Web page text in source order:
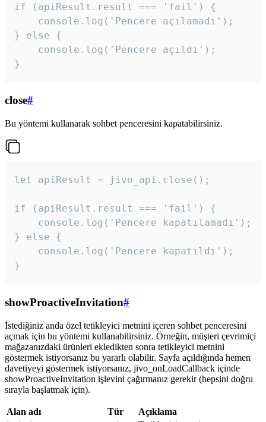
if (apiResult.result === 'fail') {
    console.log('Pencere açılamadı');
} else {
    console.log('Pencere açıldı');
}
close#
Bu yöntemi kullanarak sohbet penceresini kapatabilirsiniz.
let apiResult = jivo_api.close();
if (apiResult.result === 'fail') {
    console.log('Pencere kapatılamadı');
} else {
    console.log('Pencere kapatıldı');
}
showProactiveInvitation#
İstediğiniz anda özel tetikleyici metnini içeren sohbet penceresini
açmak için bu yöntemi kullanabilirsiniz. Örneğin, müşteri çevrimiçi
mağazanızdaki ürünleri ekledikten sonra tetikleyici metnini
göstermek istiyorsanız bu yararlı olabilir. Sayfa açıldığında hemen
davetiyeyi göstermek istiyorsanız, jivo_onLoadCallback içinde
showProactiveInvitation işlevini çağırmanız gerekir (hepsini doğru
sırayla başlatmak için).
Alan adı Tür
Açıklama